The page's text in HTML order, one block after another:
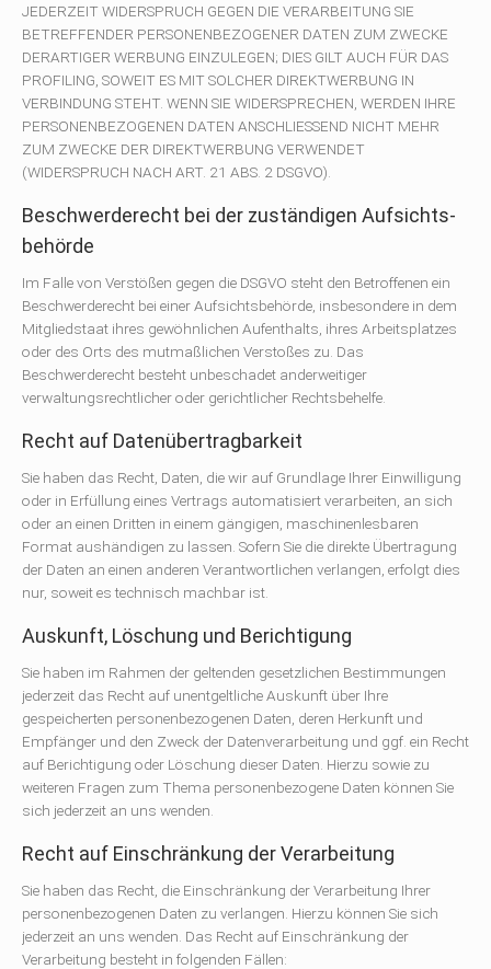
JEDERZEIT WIDERSPRUCH GEGEN DIE VERARBEITUNG SIE
BETREFFENDER PERSONENBEZOGENER DATEN ZUM ZWECKE
DERARTIGER WERBUNG EINZULEGEN; DIES GILT AUCH FÜR DAS
PROFILING, SOWEIT ES MIT SOLCHER DIREKTWERBUNG IN
VERBINDUNG STEHT. WENN SIE WIDERSPRECHEN, WERDEN IHRE
PERSONENBEZOGENEN DATEN ANSCHLIESSEND NICHT MEHR
ZUM ZWECKE DER DIREKTWERBUNG VERWENDET
(WIDERSPRUCH NACH ART. 21 ABS. 2 DSGVO).
Beschwerde­recht bei der zuständigen Aufsichts­
behörde
Im Falle von Verstößen gegen die DSGVO steht den Betroffenen ein
Beschwerderecht bei einer Aufsichtsbehörde, insbesondere in dem
Mitgliedstaat ihres gewöhnlichen Aufenthalts, ihres Arbeitsplatzes
oder des Orts des mutmaßlichen Verstoßes zu. Das
Beschwerderecht besteht unbeschadet anderweitiger
verwaltungsrechtlicher oder gerichtlicher Rechtsbehelfe.
Recht auf Daten­übertrag­barkeit
Sie haben das Recht, Daten, die wir auf Grundlage Ihrer Einwilligung
oder in Erfüllung eines Vertrags automatisiert verarbeiten, an sich
oder an einen Dritten in einem gängigen, maschinenlesbaren
Format aushändigen zu lassen. Sofern Sie die direkte Übertragung
der Daten an einen anderen Verantwortlichen verlangen, erfolgt dies
nur, soweit es technisch machbar ist.
Auskunft, Löschung und Berichtigung
Sie haben im Rahmen der geltenden gesetzlichen Bestimmungen
jederzeit das Recht auf unentgeltliche Auskunft über Ihre
gespeicherten personenbezogenen Daten, deren Herkunft und
Empfänger und den Zweck der Datenverarbeitung und ggf. ein Recht
auf Berichtigung oder Löschung dieser Daten. Hierzu sowie zu
weiteren Fragen zum Thema personenbezogene Daten können Sie
sich jederzeit an uns wenden.
Recht auf Einschränkung der Verarbeitung
Sie haben das Recht, die Einschränkung der Verarbeitung Ihrer
personenbezogenen Daten zu verlangen. Hierzu können Sie sich
jederzeit an uns wenden. Das Recht auf Einschränkung der
Verarbeitung besteht in folgenden Fällen: